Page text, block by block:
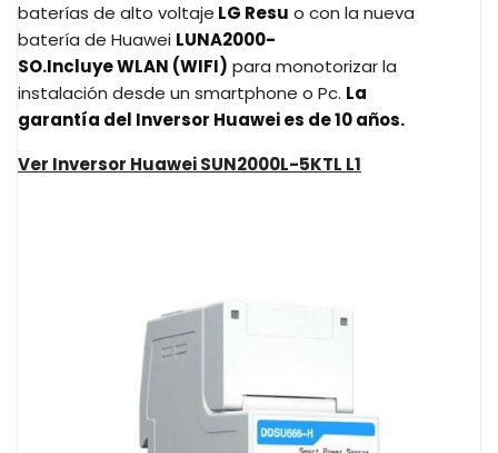
baterías de alto voltaje LG Resu o con la nueva
batería de Huawei LUNA2000-
SO.Incluye WLAN (WIFI) para monotorizar la
instalación desde un smartphone o Pc. La
garantía del Inversor Huawei es de 10 años.
Ver Inversor Huawei SUN2000L-5KTL L1